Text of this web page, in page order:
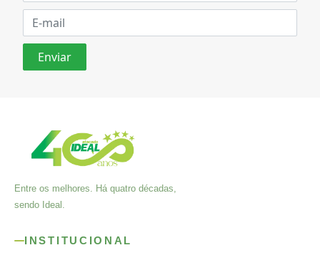
Entre os melhores. Há quatro décadas,
sendo Ideal.
INSTITUCIONAL